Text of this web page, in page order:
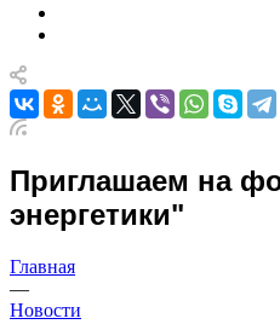
Приглашаем на
энергетики"
Главная
—
Новости